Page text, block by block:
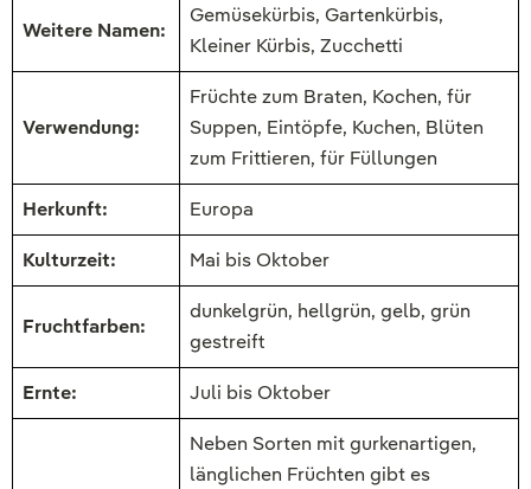
Weitere Namen:
Gemüsekürbis, Gartenkürbis,
Kleiner Kürbis, Zucchetti
Verwendung:
Früchte zum Braten, Kochen, für
Suppen, Eintöpfe, Kuchen, Blüten
zum Frittieren, für Füllungen
Herkunft: Europa
Kulturzeit: Mai bis Oktober
Fruchtfarben:
dunkelgrün, hellgrün, gelb, grün
gestreift
Ernte: Juli bis Oktober
Neben Sorten mit gurkenartigen,
länglichen Früchten gibt es